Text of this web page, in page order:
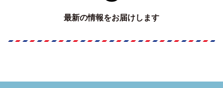
最新の情報をお届けします